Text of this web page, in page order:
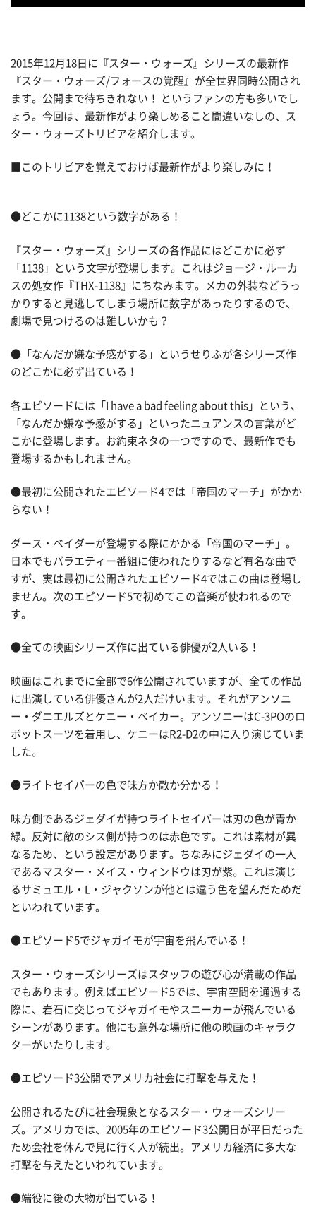
2015年12月18日に『スター・ウォーズ』シリーズの最新作
『スター・ウォーズ/フォースの覚醒』が全世界同時公開され
ます。公開まで待ちきれない！ というファンの方も多いでし
ょう。今回は、最新作がより楽しめること間違いなしの、ス
ター・ウォーズトリビアを紹介します。
■このトリビアを覚えておけば最新作がより楽しみに！
●どこかに1138という数字がある！
『スター・ウォーズ』シリーズの各作品にはどこかに必ず
「1138」という文字が登場します。これはジョージ・ルーカ
スの処女作『THX-1138』にちなみます。メカの外装などうっ
かりすると見逃してしまう場所に数字があったりするので、
劇場で見つけるのは難しいかも？
●「なんだか嫌な予感がする」というせりふが各シリーズ作
のどこかに必ず出ている！
各エピソードには「I have a bad feeling about this」という、
「なんだか嫌な予感がする」といったニュアンスの言葉がど
こかに登場します。お約束ネタの一つですので、最新作でも
登場するかもしれません。
●最初に公開されたエピソード4では「帝国のマーチ」がかか
らない！
ダース・ベイダーが登場する際にかかる「帝国のマーチ」。
日本でもバラエティー番組に使われたりするなど有名な曲で
すが、実は最初に公開されたエピソード4ではこの曲は登場し
ません。次のエピソード5で初めてこの音楽が使われるので
す。
●全ての映画シリーズ作に出ている俳優が2人いる！
映画はこれまでに全部で6作公開されていますが、全ての作品
に出演している俳優さんが2人だけいます。それがアンソニ
ー・ダニエルズとケニー・ベイカー。アンソニーはC-3POのロ
ボットスーツを着用し、ケニーはR2-D2の中に入り演じていま
した。
●ライトセイバーの色で味方か敵か分かる！
味方側であるジェダイが持つライトセイバーは刃の色が青か
緑。反対に敵のシス側が持つのは赤色です。これは素材が異
なるため、という設定があります。ちなみにジェダイの一人
であるマスター・メイス・ウィンドウは刃が紫。これは演じ
るサミュエル・L・ジャクソンが他とは違う色を望んだためだ
といわれています。
●エピソード5でジャガイモが宇宙を飛んでいる！
スター・ウォーズシリーズはスタッフの遊び心が満載の作品
でもあります。例えばエピソード5では、宇宙空間を通過する
際に、岩石に交じってジャガイモやスニーカーが飛んでいる
シーンがあります。他にも意外な場所に他の映画のキャラク
ターがいたりします。
●エピソード3公開でアメリカ社会に打撃を与えた！
公開されるたびに社会現象となるスター・ウォーズシリー
ズ。アメリカでは、2005年のエピソード3公開日が平日だった
ため会社を休んで見に行く人が続出。アメリカ経済に多大な
打撃を与えたといわれています。
●端役に後の大物が出ている！